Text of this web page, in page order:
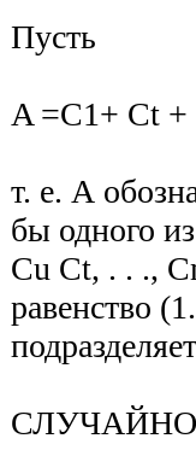
Пусть
A =C1+ Ct
т. е. А
бы одного
Cu Ct, . . .,
равенство